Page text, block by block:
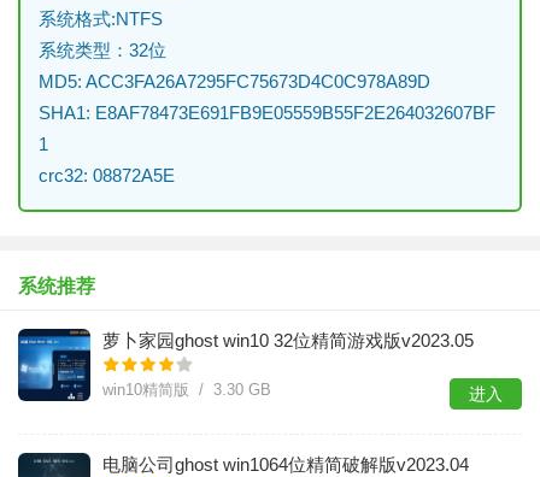
系统格式:NTFS
系统类型：32位
MD5: ACC3FA26A7295FC75673D4C0C978A89D
SHA1: E8AF78473E691FB9E05559B55F2E264032607BF
1
crc32: 08872A5E
系统推荐
萝卜家园ghost win10 32位精简游戏版v2023.05
win10精简版 / 3.30 GB 进入
电脑公司ghost win1064位精简破解版v2023.04